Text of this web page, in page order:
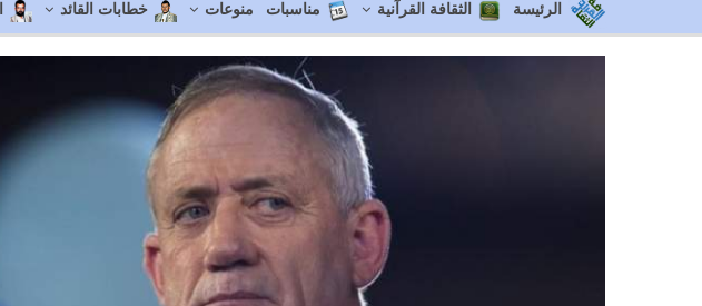
الرئيسة الثقافة القرآنية مناسبات منوعات خطابات القائد